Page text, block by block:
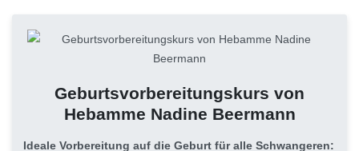
Geburtsvorbereitungskurs von
Hebamme Nadine Beermann
Ideale Vorbereitung auf die Geburt für alle Schwangeren: